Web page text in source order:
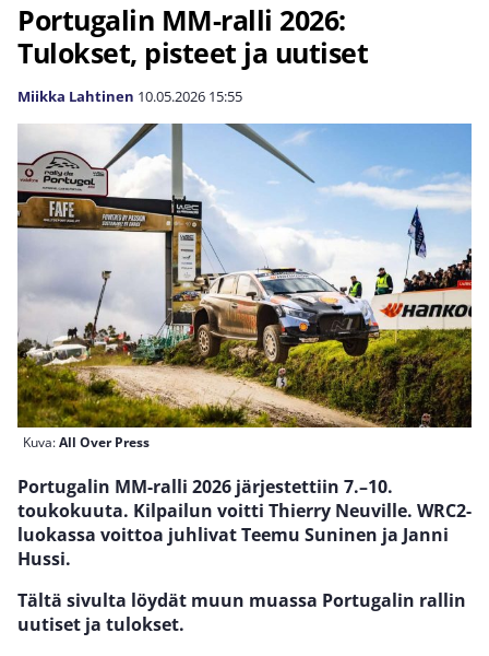
Portugalin MM-ralli 2026:
Tulokset, pisteet ja uutiset
Miikka Lahtinen 10.05.2026 15:55
Kuva:All Over Press
Portugalin MM-ralli 2026 järjestettiin 7.–10.
toukokuuta. Kilpailun voitti Thierry Neuville. WRC2-
luokassa voittoa juhlivat Teemu Suninen ja Janni
Hussi.
Tältä sivulta löydät muun muassa Portugalin rallin
uutiset ja tulokset.